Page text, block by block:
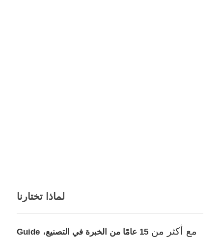
لماذا تختارنا
مع أكثر من 15 عامًا من الخبرة في التصنيع ، Guide